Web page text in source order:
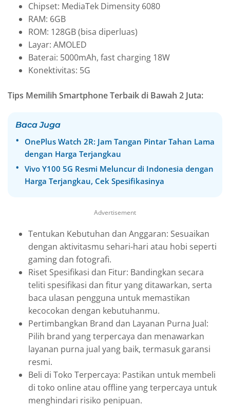
Chipset: MediaTek Dimensity 6080
RAM: 6GB
ROM: 128GB (bisa diperluas)
Layar: AMOLED
Baterai: 5000mAh, fast charging 18W
Konektivitas: 5G
Tips Memilih Smartphone Terbaik di Bawah 2 Juta:
Baca Juga
OnePlus Watch 2R: Jam Tangan Pintar Tahan Lama
dengan Harga Terjangkau
Vivo Y100 5G Resmi Meluncur di Indonesia dengan
Harga Terjangkau, Cek Spesifikasinya
Advertisement
Tentukan Kebutuhan dan Anggaran: Sesuaikan
dengan aktivitasmu sehari-hari atau hobi seperti
gaming dan fotografi.
Riset Spesifikasi dan Fitur: Bandingkan secara
teliti spesifikasi dan fitur yang ditawarkan, serta
baca ulasan pengguna untuk memastikan
kecocokan dengan kebutuhanmu.
Pertimbangkan Brand dan Layanan Purna Jual:
Pilih brand yang terpercaya dan menawarkan
layanan purna jual yang baik, termasuk garansi
resmi.
Beli di Toko Terpercaya: Pastikan untuk membeli
di toko online atau offline yang terpercaya untuk
menghindari risiko penipuan.